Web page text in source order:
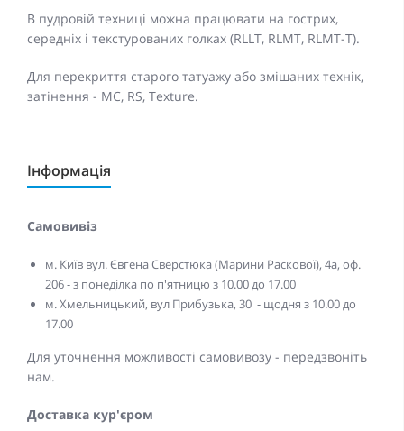
В пудровій техниці можна працювати на гострих,
середніх і текстурованих голках (RLLT, RLMT, RLMT-T).
Для перекриття старого татуажу або змішаних технік,
затінення - МС, RS, Texture.
Інформація
Самовивіз
м. Київ вул. Євгена Сверстюка (Марини Раскової), 4а, оф.
206 - з понеділка по п'ятницю з 10.00 до 17.00
м. Хмельницький, вул Прибузька, 30 - щодня з 10.00 до
17.00
Для уточнення можливості самовивозу - передзвоніть
нам.
Доставка кур'єром